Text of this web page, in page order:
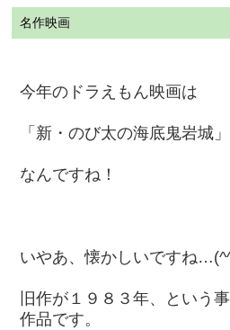
名作映画
今年のドラえもん映画は
「新・のび太の海底鬼岩城」
なんですね！
いやあ、懐かしいですね
旧作が１９８３年、という
作品です。